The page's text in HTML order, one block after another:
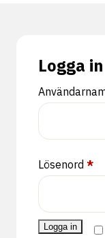
Logga in
Lösenord *
Logga in